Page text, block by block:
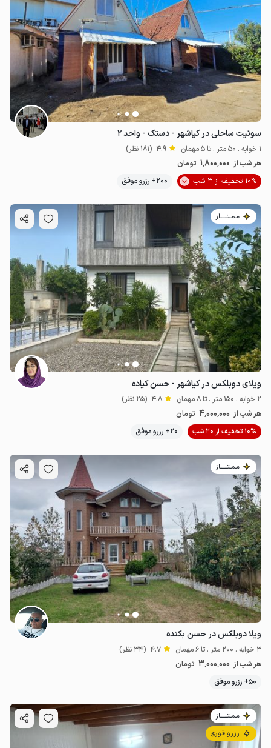
سوئیت ساحلی در کیاشهر - دستک - واحد ۲
1 خوابه . 50 متر . تا 5 مهمان 4.9 (181 نظر)
هر شب از 1٬800٬000 تومان
10% تخفیف از 3 شب
200+ رزرو موفق
مـمـتــــــاز
ویلای دوبلکس در کیاشهر - حسن کیاده
2 خوابه . 150 متر . تا 8 مهمان 4.8 (25 نظر)
هر شب از 4٬000٬000 تومان
10% تخفیف از 20 شب
20+ رزرو موفق
مـمـتــــــاز
ویلا دوبلکس در حسن بکنده
3 خوابه . 200 متر . تا 6 مهمان 4.7 (34 نظر)
هر شب از 3٬000٬000 تومان
50+ رزرو موفق
مـمـتــــــاز
رزرو فوری